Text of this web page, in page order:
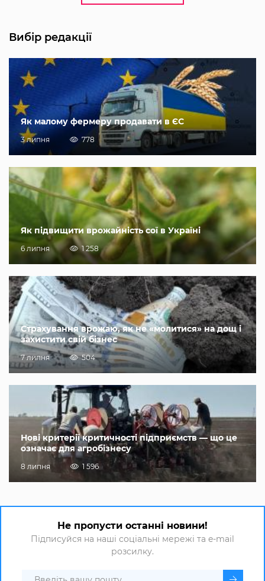
Вибір редакції
Як малому фермеру продавати в ЄС
3 липня 778
Як підвищити врожайність сої в Україні
6 липня 1 258
Страхування врожаю, як не «молитися» на дощ і
захистити свій бізнес
7 липня 504
Нові критерії критичності підприємств — що це
означає для агробізнесу
8 липня 1 596
Не пропусти останні новини!
Підписуйся на наші соціальні мережі та e-mail
розсилку.